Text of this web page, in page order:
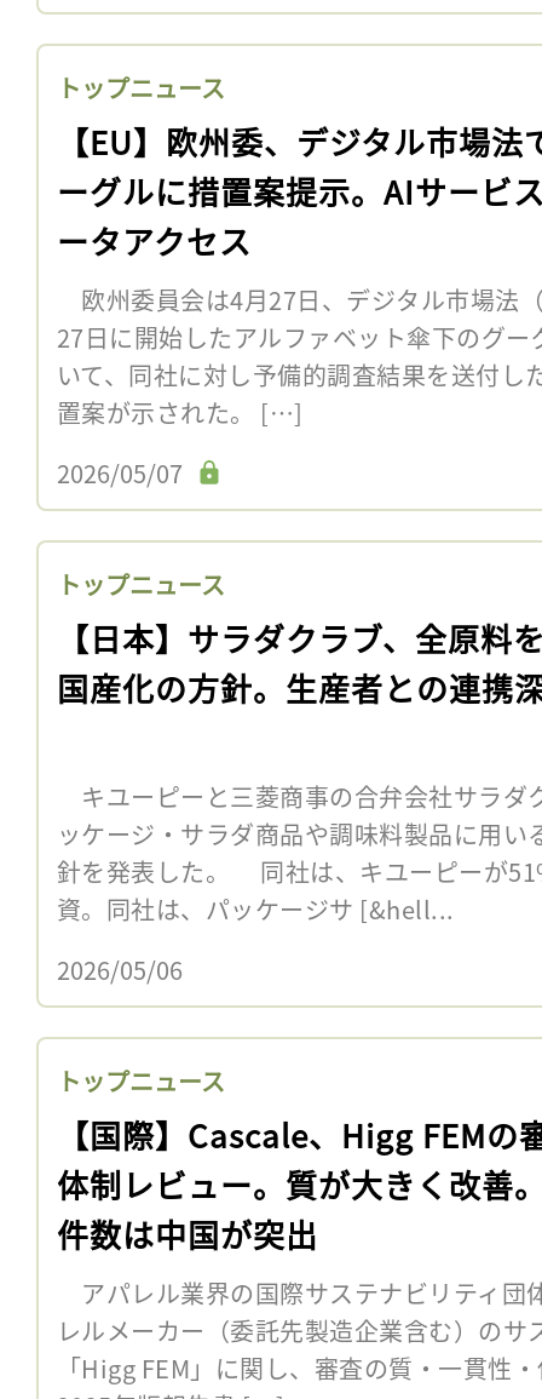
トップニュース
【EU】欧州委、デジタル市場法
ーグルに措置案提示。AIサービ
ータアクセス
欧州委員会は4月27日、デジタル市場法
27日に開始したアルファベット傘下のグ
いて、同社に対し予備的調査結果を送付
置案が示された。 […]
2026/05/07
トップニュース
【日本】サラダクラブ、全原料
国産化の方針。生産者との連携
キユーピーと三菱商事の合弁会社サラダ
ッケージ・サラダ商品や調味料製品に用
針を発表した。 同社は、キユーピーが
資。同社は、パッケージサ [&hell...
2026/05/06
トップニュース
【国際】Cascale、Higg FEMの
体制レビュー。質が大きく改善
件数は中国が突出
アパレル業界の国際サステナビリティ団
レルメーカー（委託先製造企業含む）の
「Higg FEM」に関し、審査の質・一貫性